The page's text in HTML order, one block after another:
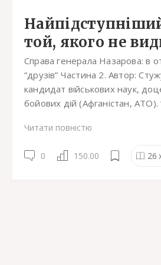
той, якого не
Справа генерала Назарова: в
“друзів” Частина 2. Автор:
кандидат військових наук,
бойових дій (Афганістан, АТО).
Читати повністю
0 150.00 26